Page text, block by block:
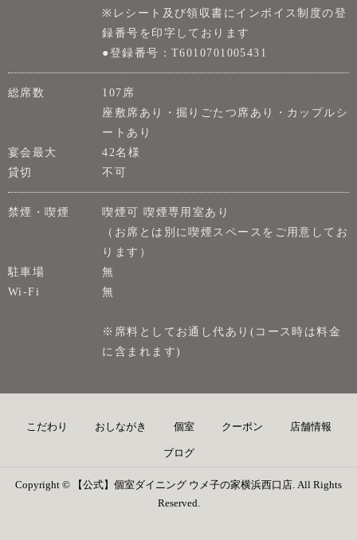
※レシート及び領収書にインボイス制度の登
録番号を印字しております
●登録番号：T6010701005431
総席数
107席
座敷席あり・掘りごたつ席あり・カップルシ
ートあり
宴会最大
42名様
貸切
不可
禁煙・喫煙
喫煙可 喫煙専用室あり
（お席とは別に喫煙スペースをご用意してお
ります）
駐車場
無
Wi-Fi
無
※席料としてお通し代あり(コース時は料金
に含まれます)
こだわり おしながき 個室 クーポン 店舗情報
ブログ
Copyright © 【公式】個室ダイニング ウメ子の家横浜西口店. All Rights
Reserved.